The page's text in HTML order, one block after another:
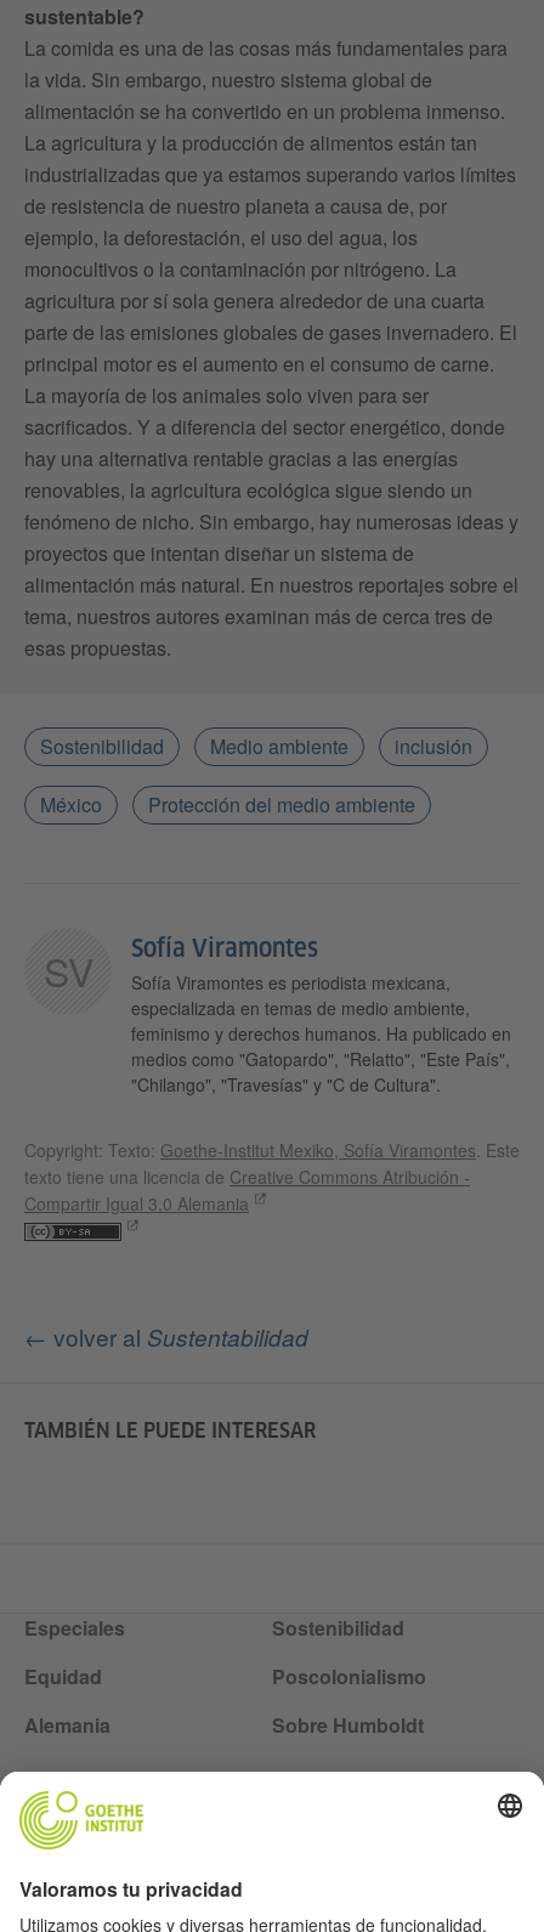
sustentable?
La comida es una de las cosas más fundamentales para
la vida. Sin embargo, nuestro sistema global de
alimentación se ha convertido en un problema inmenso.
La agricultura y la producción de alimentos están tan
industrializadas que ya estamos superando varios límites
de resistencia de nuestro planeta a causa de, por
ejemplo, la deforestación, el uso del agua, los
monocultivos o la contaminación por nitrógeno. La
agricultura por sí sola genera alrededor de una cuarta
parte de las emisiones globales de gases invernadero. El
principal motor es el aumento en el consumo de carne.
La mayoría de los animales solo viven para ser
sacrificados. Y a diferencia del sector energético, donde
hay una alternativa rentable gracias a las energías
renovables, la agricultura ecológica sigue siendo un
fenómeno de nicho. Sin embargo, hay numerosas ideas y
proyectos que intentan diseñar un sistema de
alimentación más natural. En nuestros reportajes sobre el
tema, nuestros autores examinan más de cerca tres de
esas propuestas.
Sostenibilidad Medio ambiente inclusión
México Protección del medio ambiente
SV Sofía Viramontes
Sofía Viramontes es periodista mexicana,
especializada en temas de medio ambiente,
feminismo y derechos humanos. Ha publicado en
medios como "Gatopardo", "Relatto", "Este País",
"Chilango", "Travesías" y "C de Cultura".
Copyright: Texto: Goethe-Institut Mexiko, Sofía Viramontes​ . Este
texto tiene una licencia de Creative Commons Atribución -
Compartir Igual 3.0 Alemania​
← volver al Sustentabilidad
TAMBIÉN LE PUEDE INTERESAR
Especiales
Sostenibilidad
Equidad
Poscolonialismo
Alemania
Sobre Humboldt
Siga la revista Humboldt en las redes sociales